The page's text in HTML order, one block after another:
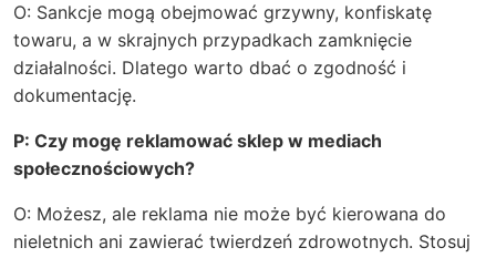
O: Sankcje mogą obejmować grzywny, konfiskatę
towaru, a w skrajnych przypadkach zamknięcie
działalności. Dlatego warto dbać o zgodność i
dokumentację.
P: Czy mogę reklamować sklep w mediach
społecznościowych?
O: Możesz, ale reklama nie może być kierowana do
nieletnich ani zawierać twierdzeń zdrowotnych. Stosuj